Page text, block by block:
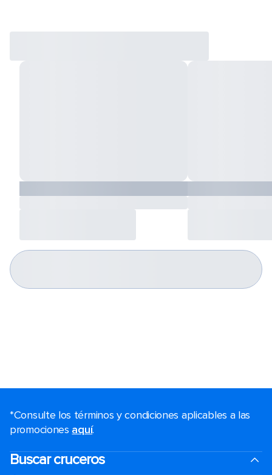
*Consulte los términos y condiciones aplicables a las
promociones aquí.
Buscar cruceros